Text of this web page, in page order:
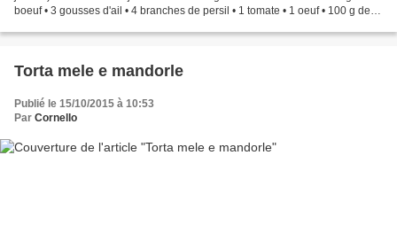
boeuf • 3 gousses d'ail • 4 branches de persil • 1 tomate • 1 oeuf • 100 g de
Torta mele e mandorle
Publié le 15/10/2015 à 10:53
Par Cornello